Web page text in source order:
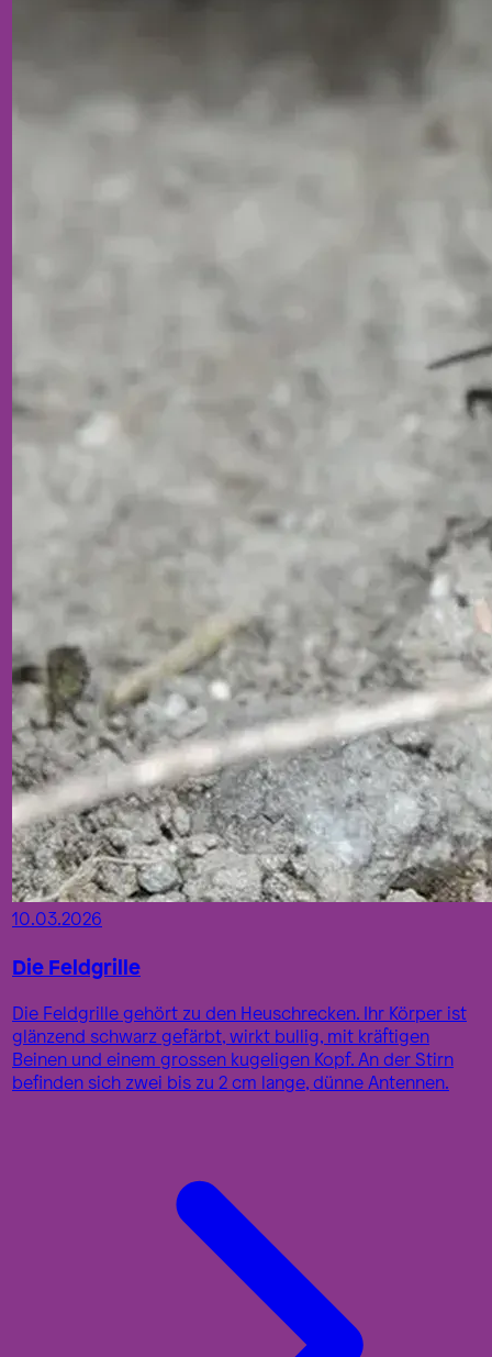
10.03.2026
Die Feldgrille
Die Feldgrille gehört zu den Heuschrecken. Ihr Körper ist
glänzend schwarz gefärbt, wirkt bullig, mit kräftigen
Beinen und einem grossen kugeligen Kopf. An der Stirn
befinden sich zwei bis zu 2 cm lange, dünne Antennen.